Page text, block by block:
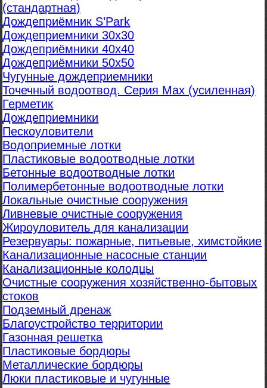
(стандартная)
Дождеприёмник S’Park
Дождеприемники 30х30
Дождеприёмники 40х40
Дождеприёмники 50х50
Чугунные дождеприемники
Точечный водоотвод. Серия Max (усиленная)
Герметик
Дождеприемники
Пескоуловители
Водоприемные лотки
Пластиковые водоотводные лотки
Бетонные водоотводные лотки
Полимербетонные водоотводные лотки
Локальные очистные сооружения
Ливневые очистные сооружения
Жироуловитель для канализации
Резервуары: пожарные, питьевые, химстойкие
Канализационные насосные станции
Канализационные колодцы
Очистные сооружения хозяйственно-бытовых
стоков
Подземный дренаж
Благоустройство территории
Газонная решетка
Пластиковые бордюры
Металлические бордюры
Люки пластиковые и чугунные